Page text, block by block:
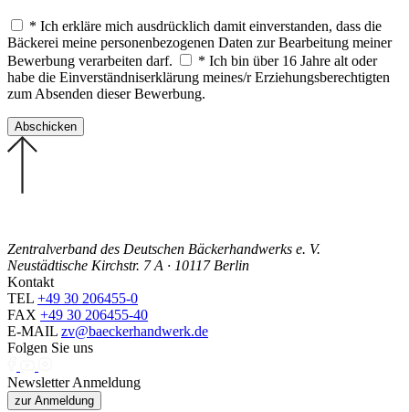
* Ich erkläre mich ausdrücklich damit einverstanden, dass die
Bäckerei meine personenbezogenen Daten zur Bearbeitung meiner
Bewerbung verarbeiten darf.
* Ich bin über 16 Jahre alt oder
habe die Einverständniserklärung meines/r Erziehungsberechtigten
zum Absenden dieser Bewerbung.
Zentralverband des Deutschen Bäckerhandwerks e. V.
Neustädtische Kirchstr. 7 A · 10117 Berlin
Kontakt
TEL +49 30 206455-0
FAX +49 30 206455-40
E-MAIL zv@baeckerhandwerk.de
Folgen Sie uns
Newsletter Anmeldung
zur Anmeldung